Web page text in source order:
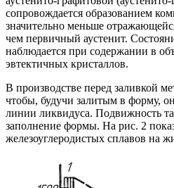
сопровождается образованием
значительно меньше
чем первичный аустенит.
наблюдается при содержании в
эвтектичных кристаллов.
В производстве перед заливкой
чтобы, будучи залитым в форму,
линии ликвидуса. Подвижность
заполнение формы. На рис. 2
железоуглеродистых сплавов на